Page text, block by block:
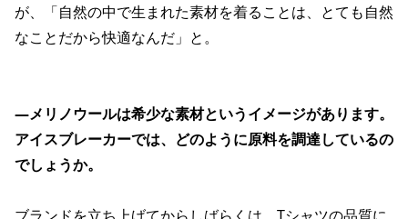
が、「自然の中で生まれた素材を着ることは、とても自然
なことだから快適なんだ」と。
―メリノウールは希少な素材というイメージがあります。
アイスブレーカーでは、どのように原料を調達しているの
でしょうか。